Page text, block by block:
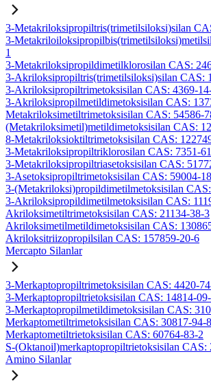
3-Metakriloksipropiltris(trimetilsiloksi)silan
3-
1
3-Metakriloksipropildimetilklorosilan CAS:
3-Akriloksipropiltris(trimetilsiloksi)silan CAS:
3-Akriloksipropiltrimetoksisilan CAS: 4369-
3-Akriloksipropilmetildimetoksisilan CAS:
Metakriloksimetiltrimetoksisilan CAS: 54586-
(Metakriloksimetil)metildimetoksisilan CAS:
8-Metakriloksioktiltrimetoksisilan CAS:
3-Metakriloksipropiltriklorosilan CAS: 7351-
3-Metakriloksipropiltriasetoksisilan CAS:
3-Asetoksipropiltrimetoksisilan CAS: 59004-
3-(Metakriloksi)propildimetilmetoksisilan
3-Akriloksipropildimetilmetoksisilan CAS:
Akriloksimetiltrimetoksisilan CAS: 21134-38-3
Akriloksimetilmetildimetoksisilan CAS:
Akriloksitriizopropilsilan CAS: 157859-20-6
Mercapto Silanlar
3-Merkaptopropiltrimetoksisilan CAS: 4420-
3-Merkaptopropiltrietoksisilan CAS: 14814-
3-Merkaptopropilmetildimetoksisilan CAS:
Merkaptometiltrimetoksisilan CAS: 30817-94-8
Merkaptometiltrietoksisilan CAS: 60764-83-2
S-(Oktanoil)merkaptopropiltrietoksisilan CAS:
Amino Silanlar